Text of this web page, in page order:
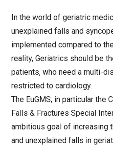
In the world of geriatric
unexplained falls and
implemented compared to
reality, Geriatrics should be
patients, who need a multi-
restricted to cardiology.
The EuGMS, in particular the
Falls & Fractures Special
ambitious goal of increasing
and unexplained falls in